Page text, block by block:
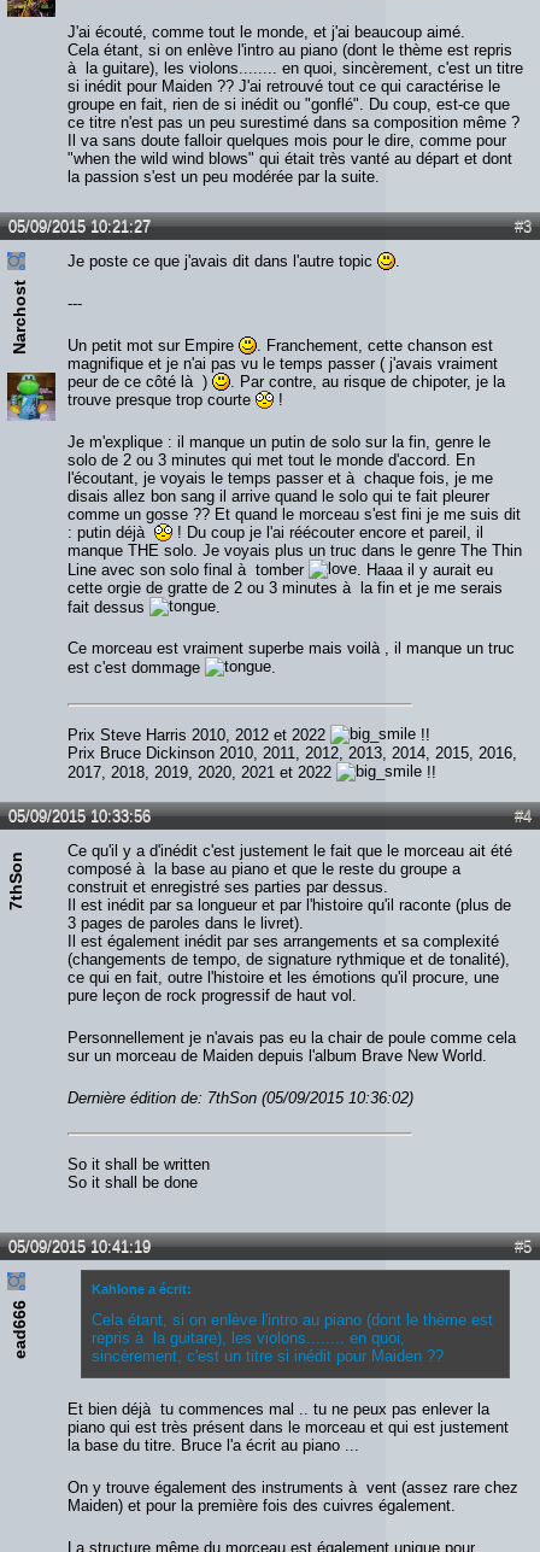
J'ai écouté, comme tout le monde, et j'ai beaucoup aimé.
Cela étant, si on enlève l'intro au piano (dont le thème est repris
à la guitare), les violons........ en quoi, sincèrement, c'est un titre
si inédit pour Maiden ?? J'ai retrouvé tout ce qui caractérise le
groupe en fait, rien de si inédit ou "gonflé". Du coup, est-ce que
ce titre n'est pas un peu surestimé dans sa composition même ?
Il va sans doute falloir quelques mois pour le dire, comme pour
"when the wild wind blows" qui était très vanté au départ et dont
la passion s'est un peu modérée par la suite.
#3
05/09/2015 10:21:27
Narchost
Je poste ce que j'avais dit dans l'autre topic .
---
Un petit mot sur Empire
. Franchement, cette chanson est
magnifique et je n'ai pas vu le temps passer ( j'avais vraiment
peur de ce côté là )
. Par contre, au risque de chipoter, je la
trouve presque trop courte
!
Je m'explique : il manque un putin de solo sur la fin, genre le
solo de 2 ou 3 minutes qui met tout le monde d'accord. En
l'écoutant, je voyais le temps passer et à chaque fois, je me
disais allez bon sang il arrive quand le solo qui te fait pleurer
comme un gosse ?? Et quand le morceau s'est fini je me suis dit
: putin déjà
! Du coup je l'ai réécouter encore et pareil, il
manque THE solo. Je voyais plus un truc dans le genre The Thin
Line avec son solo final à tomber
. Haaa il y aurait eu
cette orgie de gratte de 2 ou 3 minutes à la fin et je me serais
fait dessus
Ce morceau est vraiment superbe mais voilà , il manque un truc
est c'est dommage
.
Prix Steve Harris 2010, 2012 et 2022
!!
Prix Bruce Dickinson 2010, 2011, 2012, 2013, 2014, 2015, 2016,
2017, 2018, 2019, 2020, 2021 et 2022
!!
#4
05/09/2015 10:33:56
7thSon
Ce qu'il y a d'inédit c'est justement le fait que le morceau ait été
composé à la base au piano et que le reste du groupe a
construit et enregistré ses parties par dessus.
Il est inédit par sa longueur et par l'histoire qu'il raconte (plus de
3 pages de paroles dans le livret).
Il est également inédit par ses arrangements et sa complexité
(changements de tempo, de signature rythmique et de tonalité),
ce qui en fait, outre l'histoire et les émotions qu'il procure, une
pure leçon de rock progressif de haut vol.
Personnellement je n'avais pas eu la chair de poule comme cela
sur un morceau de Maiden depuis l'album Brave New World.
Dernière édition de: 7thSon (05/09/2015 10:36:02)
So it shall be written
So it shall be done
#5
05/09/2015 10:41:19
ead666
Kahlone a écrit:
Cela étant, si on enlève l'intro au piano (dont le thème est
repris à la guitare), les violons........ en quoi,
sincèrement, c'est un titre si inédit pour Maiden ??
Et bien déjà tu commences mal .. tu ne peux pas enlever la
piano qui est très présent dans le morceau et qui est justement
la base du titre. Bruce l'a écrit au piano ...
On y trouve également des instruments à vent (assez rare chez
Maiden) et pour la première fois des cuivres également.
La structure même du morceau est également unique pour